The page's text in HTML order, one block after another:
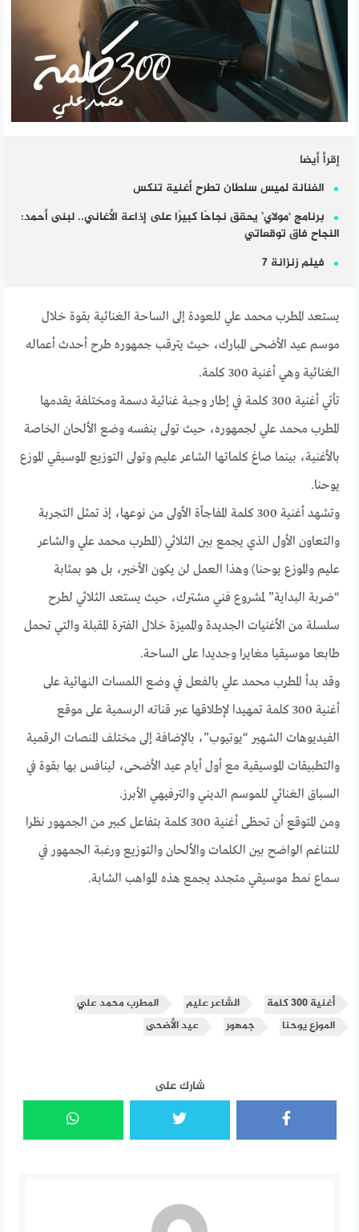
إقرأ أيضا
الفنانة لميس سلطان تطرح أغنية تنكس
برنامج ‘مولاي’ يحقق نجاحًا كبيرًا على إذاعة الأغاني.. لبنى أحمد:
النجاح فاق توقعاتي
فيلم زنزانة 7
يستعد المطرب محمد علي للعودة إلى الساحة الغنائية بقوة خلال
موسم عيد الأضحى المبارك، حيث يترقب جمهوره طرح أحدث أعماله
الغنائية وهي أغنية 300 كلمة.
تأتي أغنية 300 كلمة في إطار وجبة غنائية دسمة ومختلفة يقدمها
المطرب محمد علي لجمهوره، حيث تولى بنفسه وضع الألحان الخاصة
بالأغنية، بينما صاغ كلماتها الشاعر عليم وتولى التوزيع الموسيقي الموزع
يوحنا.
وتشهد أغنية 300 كلمة المفاجأة الأولى من نوعها، إذ تمثل التجربة
والتعاون الأول الذي يجمع بين الثلاثي (المطرب محمد علي والشاعر
عليم والموزع يوحنا) وهذا العمل لن يكون الأخير، بل هو بمثابة
“ضربة البداية” لمشروع فني مشترك، حيث يستعد الثلاثي لطرح
سلسلة من الأغنيات الجديدة والمميزة خلال الفترة المقبلة والتي تحمل
طابعا موسيقيا مغايرا وجديدا على الساحة.
وقد بدأ المطرب محمد علي بالفعل في وضع اللمسات النهائية على
أغنية 300 كلمة تمهيدا لإطلاقها عبر قناته الرسمية على موقع
الفيديوهات الشهير “يوتيوب”، بالإضافة إلى مختلف المنصات الرقمية
والتطبيقات الموسيقية مع أول أيام عيد الأضحى، لينافس بها بقوة في
السباق الغنائي للموسم الديني والترفيهي الأبرز.
ومن المتوقع أن تحظى أغنية 300 كلمة بتفاعل كبير من الجمهور نظرا
للتناغم الواضح بين الكلمات والألحان والتوزيع ورغبة الجمهور في
سماع نمط موسيقي متجدد يجمع هذه المواهب الشابة.
أغنية 300 كلمة الشاعر عليم
المطرب محمد علي
الموزع يوحنا
جمهور عيد الأضحى
شارك على